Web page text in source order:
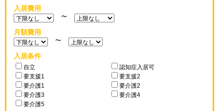
入居費用
〜
月額費用
〜
入居条件
自立
認知症入居可
要支援1
要支援2
要介護1
要介護2
要介護3
要介護4
要介護5